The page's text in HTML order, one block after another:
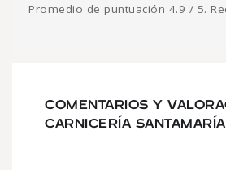
Promedio de puntuación 4.9 / 5.
COMENTARIOS Y
CARNICERÍA SANTAMARÍA